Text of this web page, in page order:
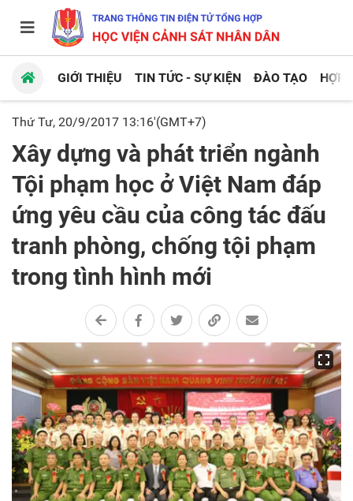
GIỚI THIỆU TIN TỨC - SỰ KIỆN ĐÀO TẠO HỢP
Thứ Tư, 20/9/2017 13:16'(GMT+7)
Xây dựng và phát triển ngành
Tội phạm học ở Việt Nam đáp
ứng yêu cầu của công tác đấu
tranh phòng, chống tội phạm
trong tình hình mới